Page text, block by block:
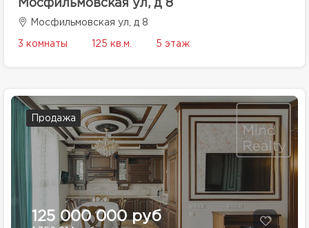
Мосфильмовская ул, д 8
Мосфильмовская ул, д 8
3 комнаты 125 кв.м. 5 этаж
Продажа
125 000 000 руб